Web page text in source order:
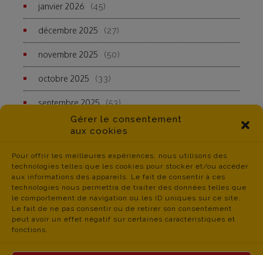
Gérer le consentement
aux cookies
Pour offrir les meilleures expériences, nous utilisons des
technologies telles que les cookies pour stocker et/ou accéder
aux informations des appareils. Le fait de consentir à ces
technologies nous permettra de traiter des données telles que
le comportement de navigation ou les ID uniques sur ce site.
Le fait de ne pas consentir ou de retirer son consentement
peut avoir un effet négatif sur certaines caractéristiques et
fonctions.
janvier 2026 (45)
décembre 2025 (27)
novembre 2025 (50)
octobre 2025 (33)
septembre 2025 (53)